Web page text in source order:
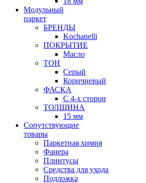
Модульный
паркет
БРЕНДЫ
Kochanelli
ПОКРЫТИЕ
Масло
ТОН
Серый
Коричневый
ФАСКА
С 4-х сторон
ТОЛЩИНА
15 мм
Сопутствующие
товары
Паркетная химия
Фанера
Плинтусы
Средства для ухода
Подложка